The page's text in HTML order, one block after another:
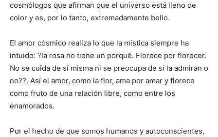
cosmólogos que afirman que el universo está lleno de
color y es, por lo tanto, extremadamente bello.
El amor cósmico realiza lo que la mística siempre ha
intuido: ?la rosa no tiene un porqué. Florece por florecer.
No se cuida de sí misma ni se preocupa de si la admiran o
no??. Así el amor, como la flor, ama por amar y florece
como fruto de una relación libre, como entre los
enamorados.
Por el hecho de que somos humanos y autoconscientes,